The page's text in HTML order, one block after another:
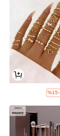
%15-